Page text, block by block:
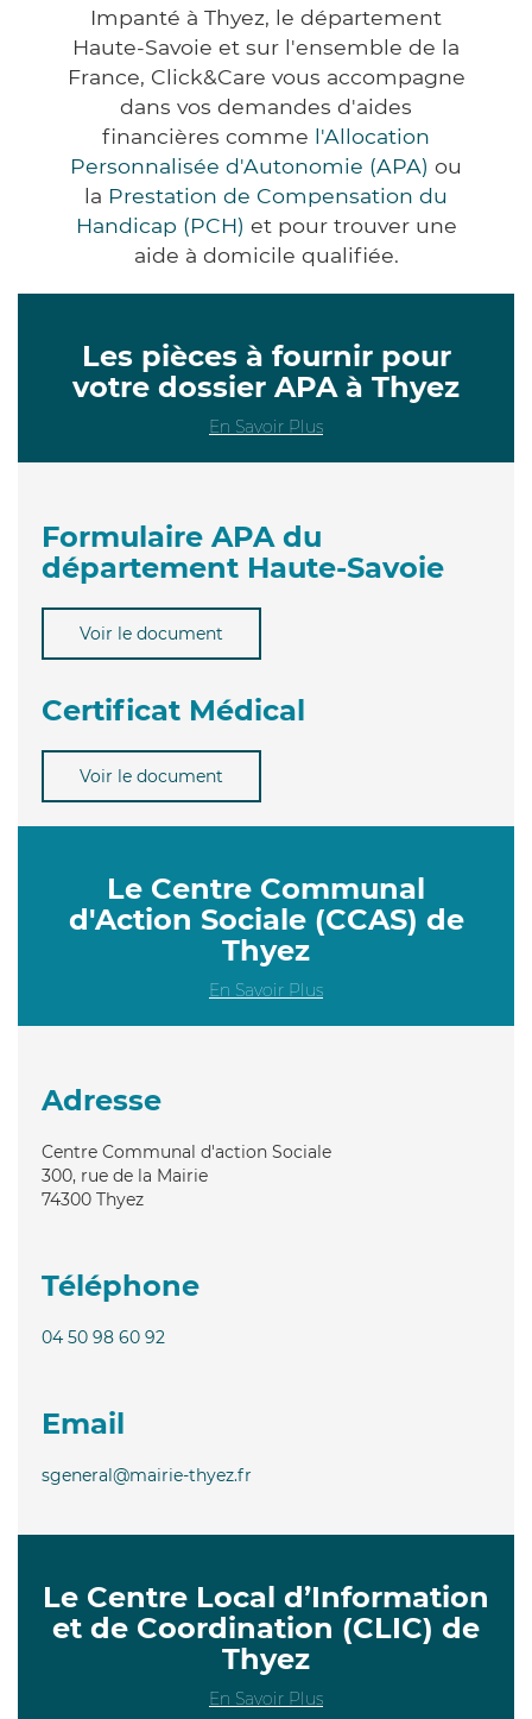
Impanté à Thyez, le département
Haute-Savoie et sur l'ensemble de la
France, Click&Care vous accompagne
dans vos demandes d'aides
financières comme l'Allocation
Personnalisée d'Autonomie (APA) ou
la Prestation de Compensation du
Handicap (PCH) et pour trouver une
aide à domicile qualifiée.
Les pièces à fournir pour
votre dossier APA à Thyez
En Savoir Plus
Formulaire APA du
département Haute-Savoie
Voir le document
Certificat Médical
Voir le document
Le Centre Communal
d'Action Sociale (CCAS) de
Thyez
En Savoir Plus
Adresse
Centre Communal d'action Sociale
300, rue de la Mairie
74300 Thyez
Téléphone
04 50 98 60 92
Email
sgeneral@mairie-thyez.fr
Le Centre Local d’Information
et de Coordination (CLIC) de
Thyez
En Savoir Plus